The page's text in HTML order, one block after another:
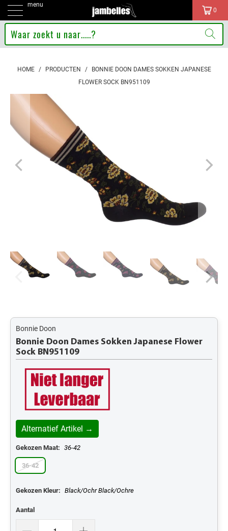
menu
0
HOME / PRODUCTEN /
BONNIE DOON DAMES SOKKEN JAPANESE
FLOWER SOCK BN951109
Bonnie Doon
Bonnie Doon Dames Sokken Japanese Flower
Sock BN951109
Alternatief Artikel →
Gekozen Maat: 36-42
36-42
Gekozen Kleur: Black/Ochr Black/Ochre
Aantal